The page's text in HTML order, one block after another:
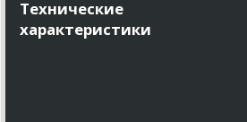
Технические
характеристики